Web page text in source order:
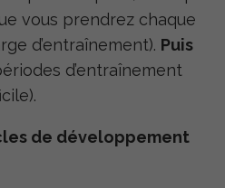
vous prendrez chaque
d’entraînement). Puis
d’entraînement
de développement